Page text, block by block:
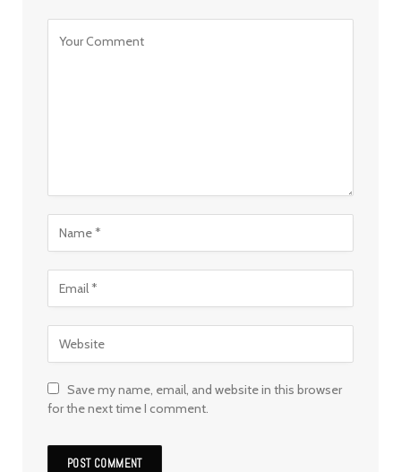
Save my name, email, and website in this browser
for the next time I comment.